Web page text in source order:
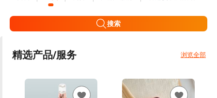
搜索
精选产品/服务 浏览全部